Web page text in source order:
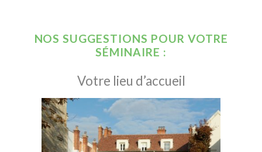
NOS SUGGESTIONS POUR VOTRE
SÉMINAIRE :
Votre lieu d’accueil